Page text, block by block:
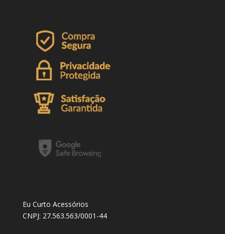
Eu Curto Acessórios
CNPJ: 27.563.563/0001-44